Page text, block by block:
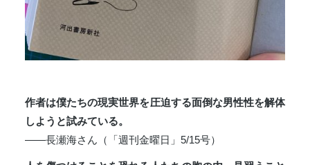
作者は僕たちの現実世界を圧迫する面倒な男性性を解体
しようと試みている。
――長瀬海さん（「週刊金曜日」5/15号）